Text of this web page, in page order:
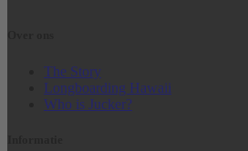
The Story
Longboarding Hawaii
Who is Jucker?